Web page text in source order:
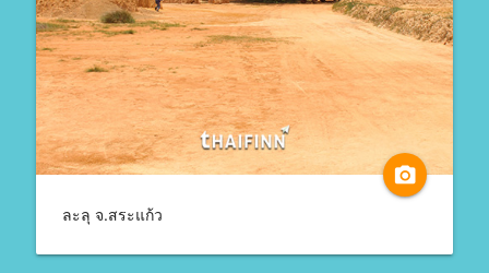
camera_alt
ละลุ จ.สระแก้ว